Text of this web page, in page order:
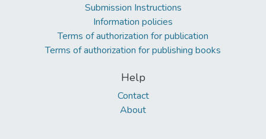
Submission Instructions
Information policies
Terms of authorization for publication
Terms of authorization for publishing books
Help
Contact
About